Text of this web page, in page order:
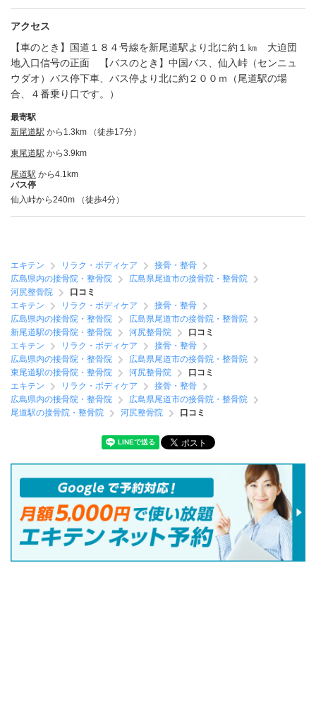
アクセス
【車のとき】国道１８４号線を新尾道駅より北に約１㎞ 大迫団
地入口信号の正面 【バスのとき】中国バス、仙入峠（センニュ
ウダオ）バス停下車、バス停より北に約２００ｍ（尾道駅の場
合、４番乗り口です。）
最寄駅
新尾道駅 から1.3km （徒歩17分）
東尾道駅 から3.9km
尾道駅 から4.1km
バス停
仙入峠から240m （徒歩4分）
エキテン リラク・ボディケア
接骨・整骨
広島県内の接骨院・整骨院
広島県尾道市の接骨院・整骨院
河尻整骨院
口コミ
エキテン
リラク・ボディケア
接骨・整骨
広島県内の接骨院・整骨院
広島県尾道市の接骨院・整骨院
新尾道駅の接骨院・整骨院
河尻整骨院
口コミ
エキテン
リラク・ボディケア
接骨・整骨
広島県内の接骨院・整骨院
広島県尾道市の接骨院・整骨院
東尾道駅の接骨院・整骨院
河尻整骨院
口コミ
エキテン
リラク・ボディケア
接骨・整骨
広島県内の接骨院・整骨院
広島県尾道市の接骨院・整骨院
尾道駅の接骨院・整骨院
河尻整骨院 口コミ